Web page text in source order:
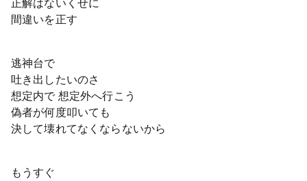
正解はないくせに
間違いを正す
逃神台で
吐き出したいのさ
想定内で 想定外へ行こう
偽者が何度叩いても
決して壊れてなくならないから
もうすぐ